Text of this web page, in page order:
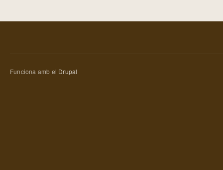
Funciona amb el Drupal